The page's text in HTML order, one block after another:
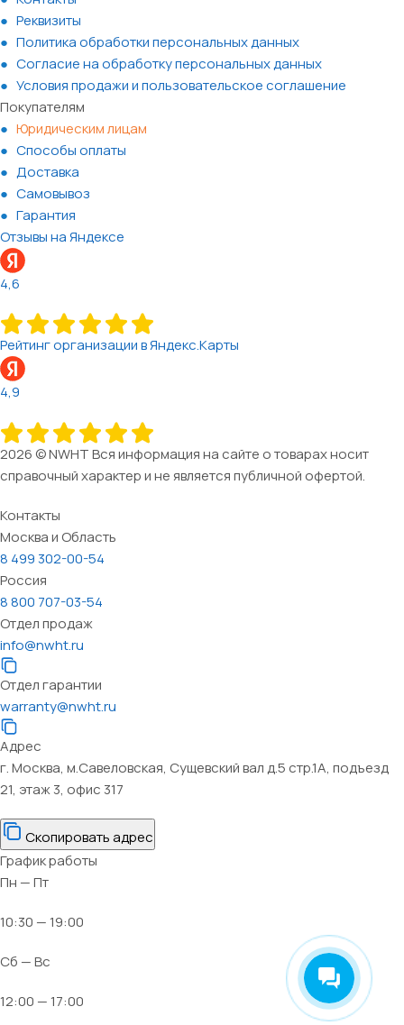
Реквизиты
Политика обработки персональных данных
Согласие на обработку персональных данных
Условия продажи и пользовательское соглашение
Покупателям
Юридическим лицам
Способы оплаты
Доставка
Самовывоз
Гарантия
Отзывы на Яндексе
4,6
Рейтинг организации в Яндекс.Карты
4,9
2026 © NWHT Вся информация на сайте о товарах носит
справочный характер и не является публичной офертой.
Контакты
Москва и Область
8 499 302-00-54
Россия
8 800 707-03-54
Отдел продаж
info@nwht.ru
Отдел гарантии
warranty@nwht.ru
Адрес
г. Москва, м.Савеловская, Сущевский вал д.5 стр.1А, подъезд
21, этаж 3, офис 317
Скопировать адрес
График работы
Пн — Пт
10:30 — 19:00
Сб — Вс
12:00 — 17:00